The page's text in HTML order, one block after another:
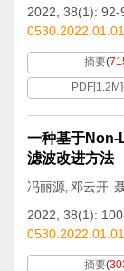
2022, 38(1): 92-
摘要(
PDF[1.2M]
一种基于Non-
滤波改进方法
冯丽源, 邓云开,
2022, 38(1):
摘要(